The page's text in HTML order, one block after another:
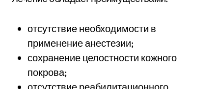
отсутствие необходимости в
применение анестезии;
сохранение целостности кожного
покрова;